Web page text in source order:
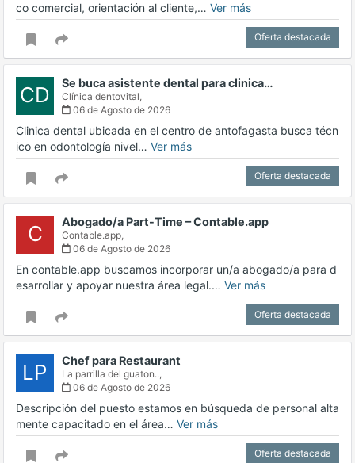
co comercial, orientación al cliente,… Ver más
Oferta destacada
CD Se buca asistente dental para clinica…
Clínica dentovital,
06 de Agosto de 2026
Clinica dental ubicada en el centro de antofagasta busca técn
ico en odontología nivel… Ver más
Oferta destacada
C Abogado/a Part-Time – Contable.app
Contable.app,
06 de Agosto de 2026
En contable.app buscamos incorporar un/a abogado/a para d
esarrollar y apoyar nuestra área legal.… Ver más
Oferta destacada
LP Chef para Restaurant
La parrilla del guaton..,
06 de Agosto de 2026
Descripción del puesto estamos en búsqueda de personal alta
mente capacitado en el área… Ver más
Oferta destacada